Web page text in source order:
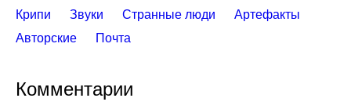
Крипи Звуки Странные люди
Артефакты
Авторские
Почта
Комментарии